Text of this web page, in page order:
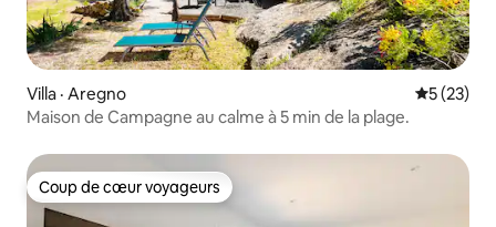
Villa · Aregno Note
5 (23)
Maison de Campagne au calme à 5 min de la plage.
Coup de cœur voyageurs
Coup de cœur voyageurs